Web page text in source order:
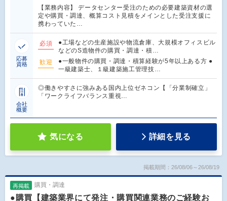
【業務内容】 データセンター受注のための必要建築資材の選
定や購買・調達、概算コスト見積をメインとした受注支援に
携わっていた…
応募
資格
必須
●工場などの生産施設や物流倉庫、大規模オフィスビル
などのS造物件の購買・調達・積…
歓迎
●一般物件の購買・調達・積算経験が5年以上ある方 ●
一級建築士、１級建築施工管理技…
会社
概要
◎働きやすさに強みある国内上位ゼネコン【「分業制確立」
「ワークライフバランス重視…
気になる 詳細を見る
掲載期間：26/08/06～26/08/19
再掲載 購買・調達
●購買【建築業界にて発注・購買関連業務のご経験お